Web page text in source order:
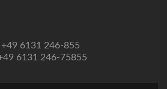
+49 6131 246-855
6131 246-75855